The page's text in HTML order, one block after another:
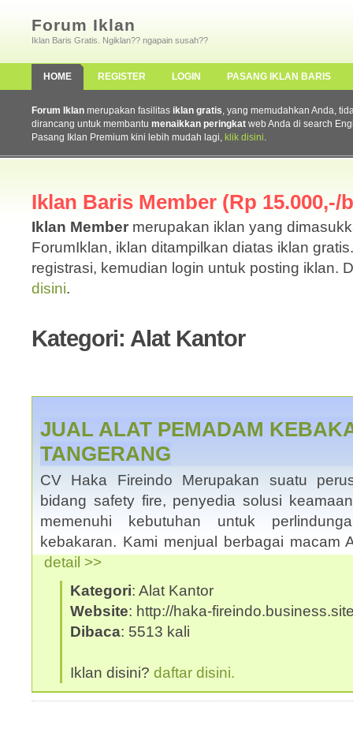
Forum Iklan
Iklan Baris Gratis. Ngiklan?? ngapain susah??
HOME REGISTER LOGIN PASANG IKLAN BARIS
Forum Iklan merupakan fasilitas iklan gratis, yang memudahkan Anda,
dirancang untuk membantu menaikkan peringkat web Anda di search
Pasang Iklan Premium kini lebih mudah lagi, klik disini.
Iklan Baris Member (Rp 15.000,-/
Iklan Member merupakan iklan yang
ForumIklan, iklan ditampilkan diatas iklan
registrasi, kemudian login untuk posting iklan.
disini.
Kategori: Alat Kantor
JUAL ALAT PEMADAM
TANGERANG
CV Haka Fireindo Merupakan suatu
bidang safety fire, penyedia solusi
memenuhi kebutuhan untuk
kebakaran. Kami menjual berbagai macam
detail >>
Kategori: Alat Kantor
Website: http://haka-
Dibaca: 5513 kali
Iklan disini? daftar disini.